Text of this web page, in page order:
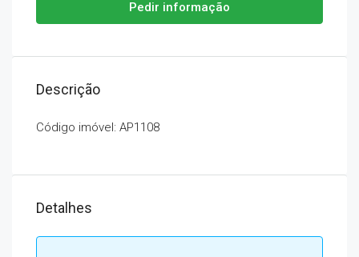
Pedir informação
Descrição
Código imóvel: AP1108
Detalhes